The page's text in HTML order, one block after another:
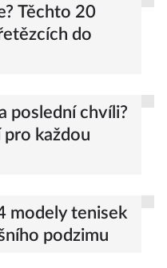
Těchto 20
do
poslední chvíli?
pro každou
modely tenisek
podzimu